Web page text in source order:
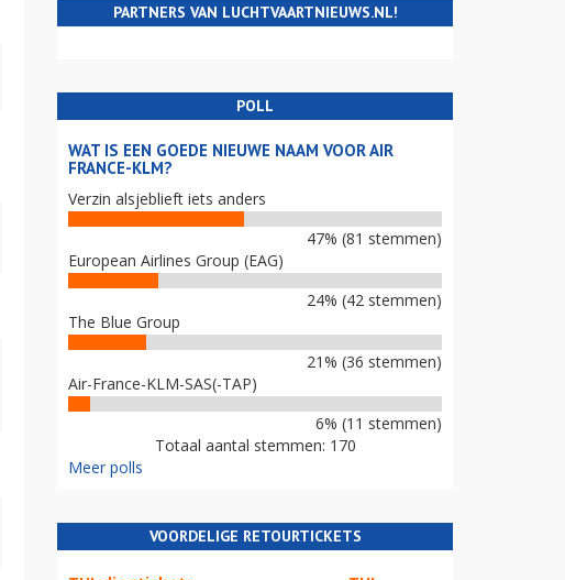
PARTNERS VAN LUCHTVAARTNIEUWS.NL!
POLL
WAT IS EEN GOEDE NIEUWE NAAM VOOR AIR
FRANCE-KLM?
Verzin alsjeblieft iets anders
47% (81 stemmen)
European Airlines Group (EAG)
24% (42 stemmen)
The Blue Group
21% (36 stemmen)
Air-France-KLM-SAS(-TAP)
6% (11 stemmen)
Totaal aantal stemmen: 170
Meer polls
VOORDELIGE RETOURTICKETS